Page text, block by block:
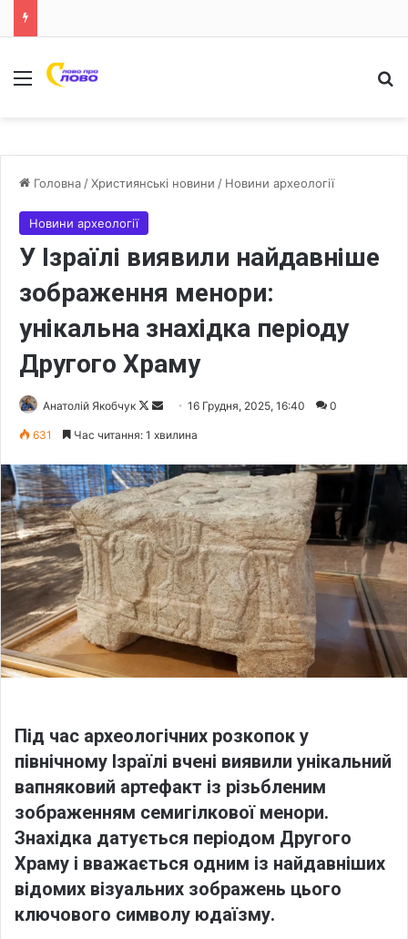
Меню
Головна /Християнські новини / Новини археології
Новини археології
У Ізраїлі виявили найдавніше
зображення менори:
унікальна знахідка періоду
Другого Храму
Анатолій Якобчук
F
l
o
w
o
n
X
d
a
n
e
m
a
i
l
16 Грудня, 2025, 16:40 0
631 Час читання: 1 хвилина
Під час археологічних розкопок у
північному Ізраїлі вчені виявили унікальний
вапняковий артефакт із різьбленим
зображенням семигілкової менори.
Знахідка датується періодом Другого
Храму і вважається одним із найдавніших
відомих візуальних зображень цього
ключового символу юдаїзму.